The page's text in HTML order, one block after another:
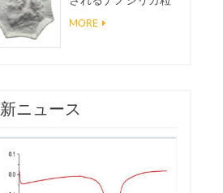
子、超疎水性コーテ
MORE
ニュース